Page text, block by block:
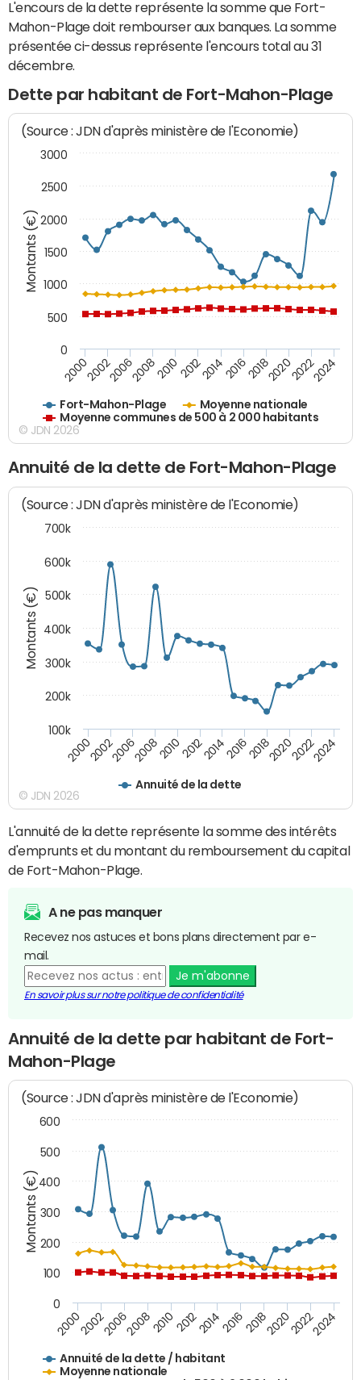
L'encours de la dette représente la somme que Fort-
Mahon-Plage doit rembourser aux banques. La somme
présentée ci-dessus représente l'encours total au 31
décembre.
Dette par habitant de Fort-Mahon-Plage
Montants (€)
(Source : JDN d'après ministère de l'Economie)
Fort-Mahon-Plage
Moyenne nationale
Moyenne communes de 500 à 2 000 habitants
200020022006200820102012201420162018202020222024
0
500
1000
1500
2000
2500
3000
© JDN 2026
Annuité de la dette de Fort-Mahon-Plage
Montants (€)
(Source : JDN d'après ministère de l'Economie)
Annuité de la dette
200020022006200820102012201420162018202020222024
100k
200k
300k
400k
500k
600k
700k
© JDN 2026
L'annuité de la dette représente la somme des intérêts
d'emprunts et du montant du remboursement du capital
de Fort-Mahon-Plage.
A ne pas manquer
Recevez nos astuces et bons plans directement par e-
mail.
Je m'abonne
En savoir plus sur notre politique de confidentialité
Annuité de la dette par habitant de Fort-
Mahon-Plage
Montants (€)
(Source : JDN d'après ministère de l'Economie)
Annuité de la dette / habitant
Moyenne nationale
200020022006200820102012201420162018202020222024
0
100
200
300
400
500
600